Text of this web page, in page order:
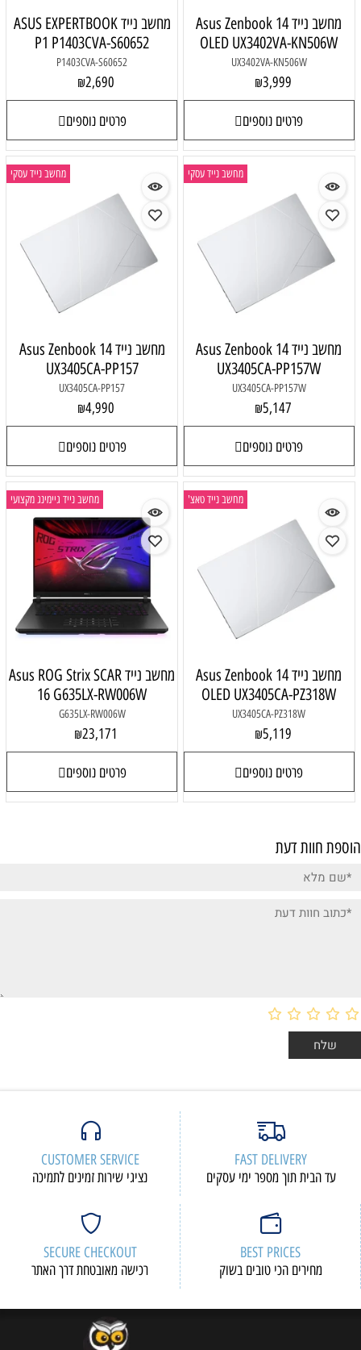
מחשב נייד Asus Zenbook 14
OLED UX3402VA-KN506W
UX3402VA-KN506W
₪3,999
פרטים נוספים
מחשב נייד ASUS EXPERTBOOK
P1 P1403CVA-S60652
P1403CVA-S60652
₪2,690
פרטים נוספים
מחשב נייד עסקי
מחשב נייד Asus Zenbook 14
UX3405CA-PP157W
UX3405CA-PP157W
₪5,147
פרטים נוספים
מחשב נייד עסקי
מחשב נייד Asus Zenbook 14
UX3405CA-PP157
UX3405CA-PP157
₪4,990
פרטים נוספים
מחשב נייד טאצ'
מחשב נייד Asus Zenbook 14
OLED UX3405CA-PZ318W
UX3405CA-PZ318W
₪5,119
פרטים נוספים
מחשב נייד גיימינג מקצועי
מחשב נייד Asus ROG Strix SCAR
16 G635LX-RW006W
G635LX-RW006W
₪23,171
פרטים נוספים
הוספת חוות דעת
FAST DELIVERY
עד הבית תוך מספר ימי עסקים
CUSTOMER SERVICE
נציגי שירות זמינים לתמיכה
BEST PRICES
מחירים הכי טובים בשוק
SECURE CHECKOUT
רכישה מאובטחת דרך האתר